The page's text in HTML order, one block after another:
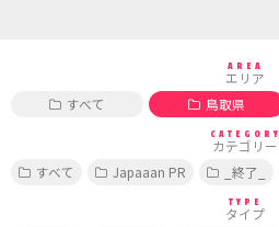
AREA
エリア
すべて
鳥取県
CATEGORY
カテゴリー
すべて
Japaaan PR _終了_
TYPE
タイプ